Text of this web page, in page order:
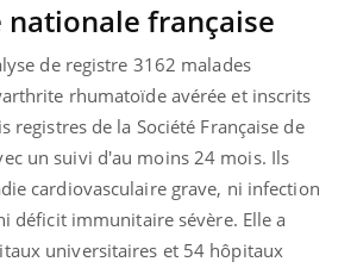
nationale française
de registre 3162 malades
rhumatoïde avérée et inscrits
registres de la Société Française de
un suivi d'au moins 24 mois. Ils
cardiovasculaire grave, ni infection
déficit immunitaire sévère. Elle a
universitaires et 54 hôpitaux